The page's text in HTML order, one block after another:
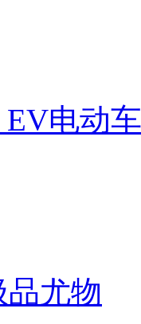
电动车
尤物